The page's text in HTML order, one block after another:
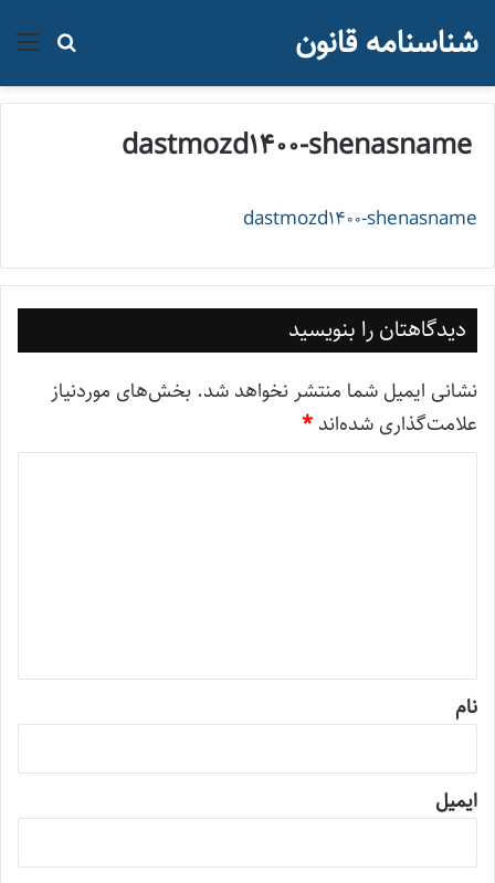
جستجو شناسنامه قانون
dastmozd1400-shenasname
dastmozd1400-shenasname
دیدگاهتان را بنویسید
نشانی ایمیل شما منتشر نخواهد شد. بخش‌های موردنیاز
علامت‌گذاری شده‌اند *
نام
ایمیل